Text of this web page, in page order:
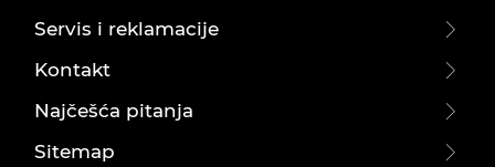
Servis i reklamacije
Kontakt
Najčešća pitanja
Sitemap